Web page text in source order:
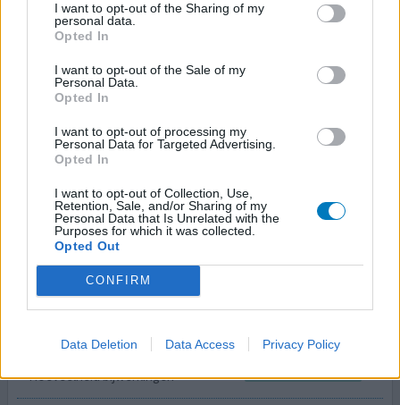
I want to opt-out of the Sharing of my
personal data.
Opted In
I want to opt-out of the Sale of my
Personal Data.
Opted In
I want to opt-out of processing my
Personal Data for Targeted Advertising.
Opted In
I want to opt-out of Collection, Use,
Retention, Sale, and/or Sharing of my
Personal Data that Is Unrelated with the
Purposes for which it was collected.
Opted Out
CONFIRM
Data Deletion Data Access Privacy Policy
Hoeveelheid bijwerkingen
ik gebruik androskat al 12jaar en vind het een prima
middel alleen duur. Ik gebruik 1 ml per keer, de rest gooi
ik weg jammer ,maar ik lees dat je het ook kunt bewaren .
Wie kan mij vertellen hoe?, want dan kan ik er twee keer
gebruik van maken. ik heb prostaat kanker gehad en een
radikalle vewijdering
geef mening
Androskat
14-02-2013 | Man | 67
fentolamine/papaverine
Effectiviteit
Hoeveelheid bijwerkingen